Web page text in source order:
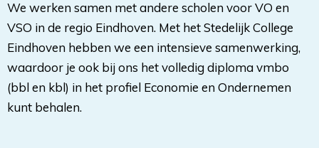
We werken samen met andere scholen voor VO en
VSO in de regio Eindhoven. Met het Stedelijk College
Eindhoven hebben we een intensieve samenwerking,
waardoor je ook bij ons het volledig diploma vmbo
(bbl en kbl) in het profiel Economie en Ondernemen
kunt behalen.